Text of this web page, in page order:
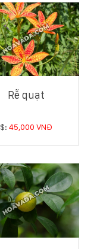
Rễ quạt
$: 45,000 VNĐ